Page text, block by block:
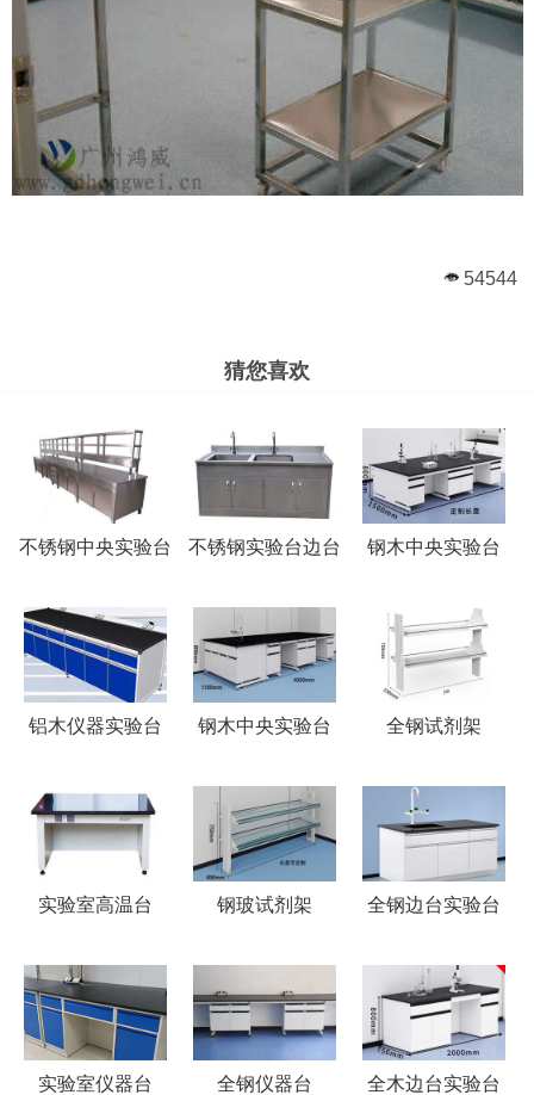
54544
猜您喜欢
不锈钢中央实验台 不锈钢实验台边台 钢木中央实验台
铝木仪器实验台 钢木中央实验台 全钢试剂架
实验室高温台 钢玻试剂架 全钢边台实验台
实验室仪器台 全钢仪器台 全木边台实验台